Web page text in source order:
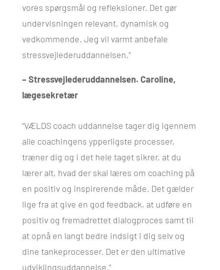
vores spørgsmål og refleksioner. Det gør
undervisningen relevant, dynamisk og
vedkommende. Jeg vil varmt anbefale
stressvejlederuddannelsen.”
– Stressvejlederuddannelsen. Caroline,
lægesekretær
“VÆLDS coach uddannelse tager dig igennem
alle coachingens ypperligste processer,
træner dig og i det hele taget sikrer, at du
lærer alt, hvad der skal læres om coaching på
en positiv og inspirerende måde. Det gælder
lige fra at give en god feedback, at udføre en
positiv og fremadrettet dialogproces samt til
at opnå en langt bedre indsigt i dig selv og
dine tankeprocesser. Det er den ultimative
udviklingsuddannelse.”